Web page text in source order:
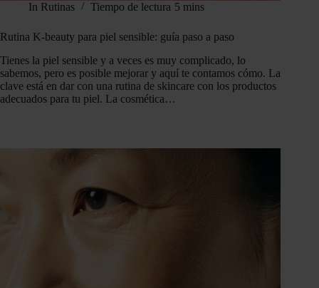
In Rutinas Tiempo de lectura 5 mins
Rutina K-beauty para piel sensible: guía paso a paso
Tienes la piel sensible y a veces es muy complicado, lo
sabemos, pero es posible mejorar y aquí te contamos cómo. La
clave está en dar con una rutina de skincare con los productos
adecuados para tu piel. La cosmética…